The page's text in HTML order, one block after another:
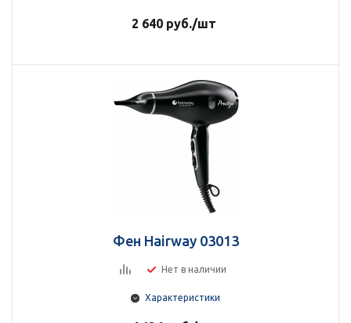
2 640 руб./шт
Фен Hairway 03013
Нет в наличии
Характеристики